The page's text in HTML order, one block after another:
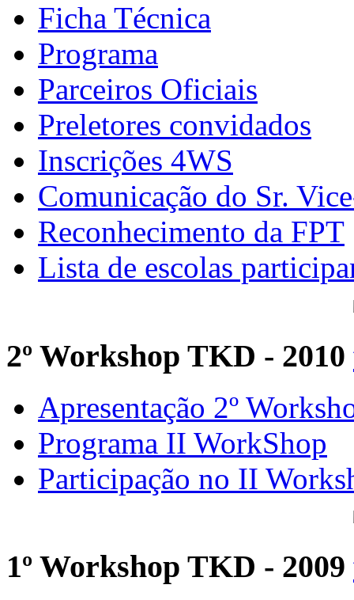
Ficha Técnica
Programa
Parceiros Oficiais
Preletores convidados
Inscrições 4WS
Comunicação do Sr.
Reconhecimento da FPT
Lista de escolas
2º Workshop TKD - 2010
Apresentação 2º
Programa II WorkShop
Participação no II
1º Workshop TKD - 2009